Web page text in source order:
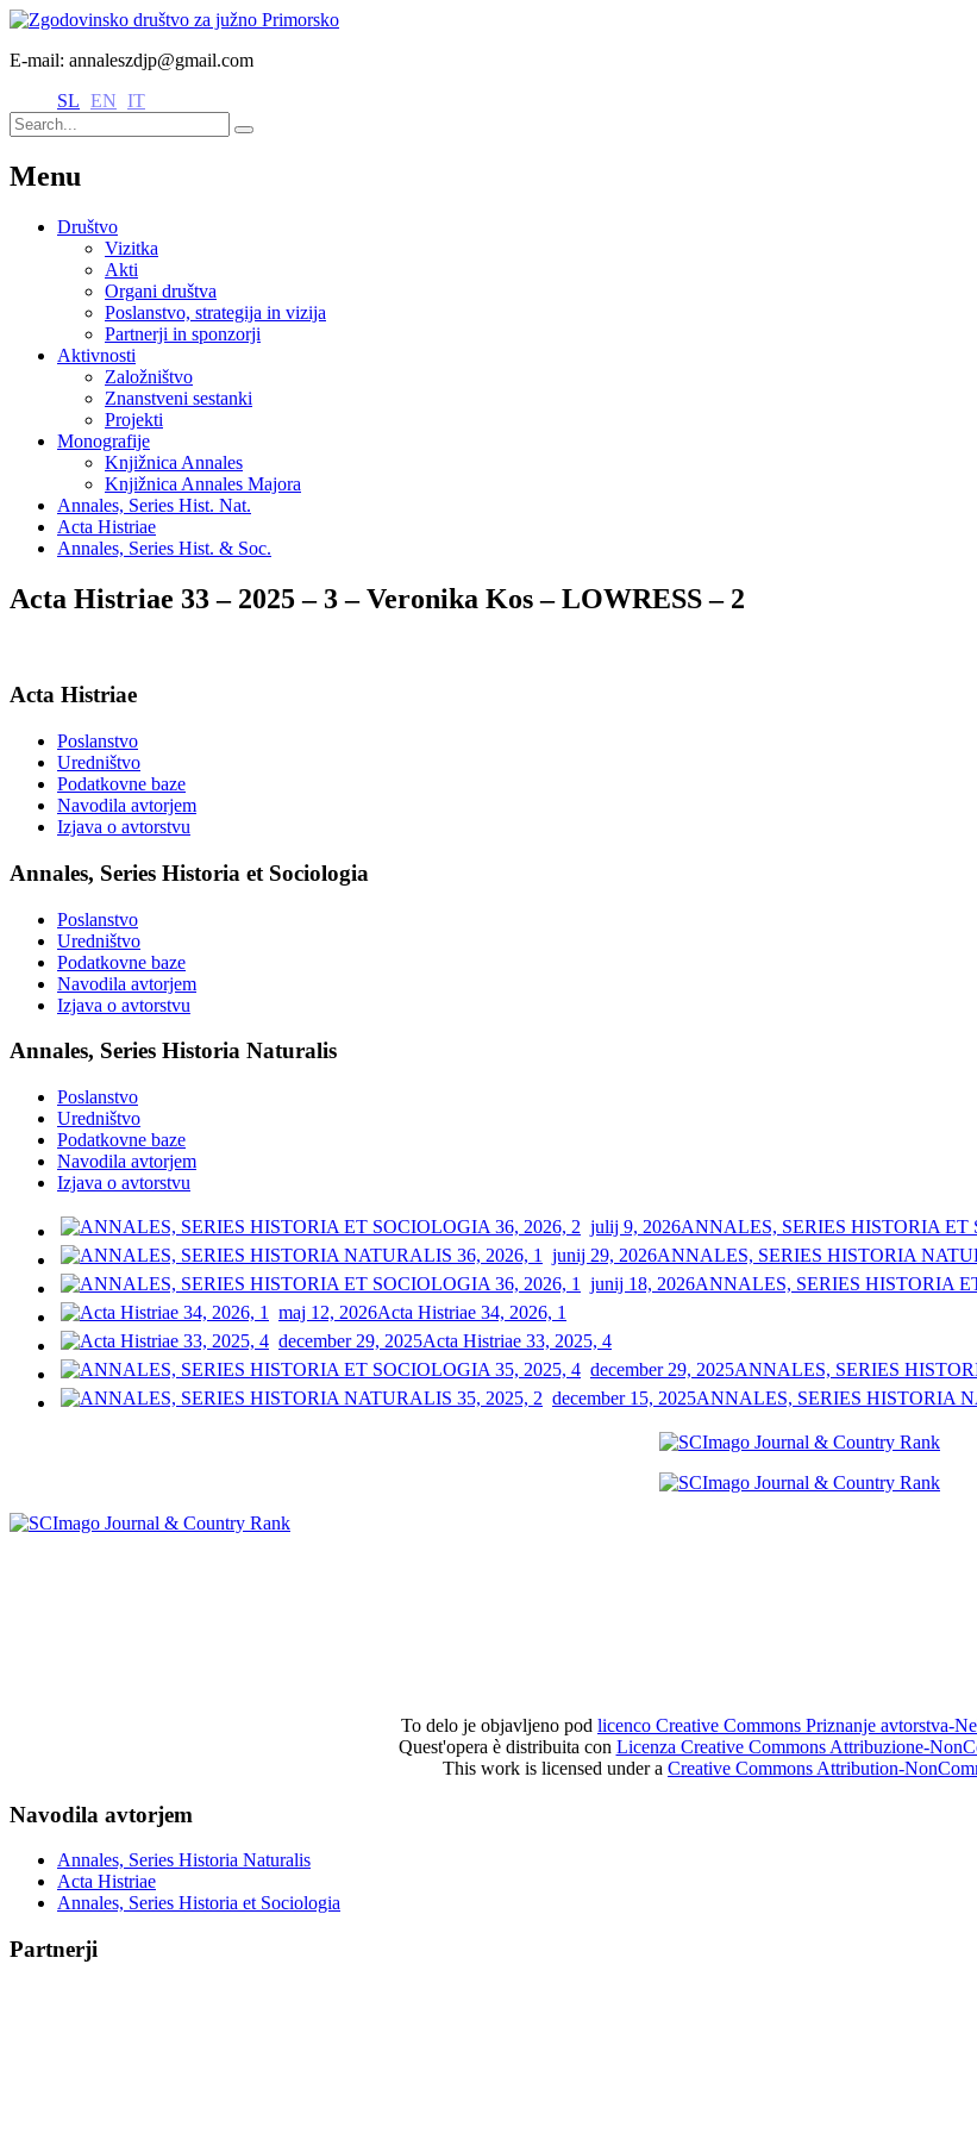
E-mail: annaleszdjp@gmail.com
SL EN IT
Menu
Društvo
Vizitka
Akti
Organi društva
Poslanstvo, strategija in vizija
Partnerji in sponzorji
Aktivnosti
Založništvo
Znanstveni sestanki
Projekti
Monografije
Knjižnica Annales
Knjižnica Annales Majora
Annales, Series Hist. Nat.
Acta Histriae
Annales, Series Hist. & Soc.
Acta Histriae 33 – 2025 – 3 – Veronika Kos – LOWRESS – 2
Acta Histriae
Poslanstvo
Uredništvo
Podatkovne baze
Navodila avtorjem
Izjava o avtorstvu
Annales, Series Historia et Sociologia
Poslanstvo
Uredništvo
Podatkovne baze
Navodila avtorjem
Izjava o avtorstvu
Annales, Series Historia Naturalis
Poslanstvo
Uredništvo
Podatkovne baze
Navodila avtorjem
Izjava o avtorstvu
julij 9, 2026ANNALES, SERIES HISTORIA ET
junij 29, 2026ANNALES, SERIES HISTORIA
junij 18, 2026ANNALES, SERIES HISTORIA
maj 12, 2026Acta Histriae 34, 2026, 1
december 29, 2025Acta Histriae 33, 2025, 4
december 29, 2025ANNALES, SERIES
december 15, 2025ANNALES, SERIES HISTORIA
To delo je objavljeno pod licenco Creative Commons Priznanje avtorstva-
Quest'opera è distribuita con Licenza Creative Commons Attribuzione-
This work is licensed under a Creative Commons Attribution-
Navodila avtorjem
Annales, Series Historia Naturalis
Acta Histriae
Annales, Series Historia et Sociologia
Partnerji